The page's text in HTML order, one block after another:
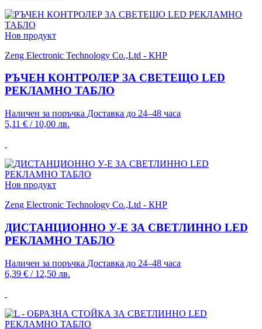
Нов продукт
Zeng Electronic Technology Co.,Ltd - КНР
РЪЧЕН КОНТРОЛЕР ЗА СВЕТЕЩО LED
РЕКЛАМНО ТАБЛО
Наличен за поръчка Доставка до 24–48 часа
5,11 € / 10,00 лв.
Нов продукт
Zeng Electronic Technology Co.,Ltd - КНР
ДИСТАНЦИОННО У-Е ЗА СВЕТЛИННО LED
РЕКЛАМНО ТАБЛО
Наличен за поръчка Доставка до 24–48 часа
6,39 € / 12,50 лв.